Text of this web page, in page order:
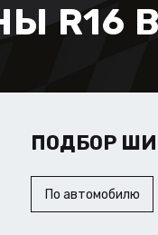
R16
ПОДБОР
По автомобилю